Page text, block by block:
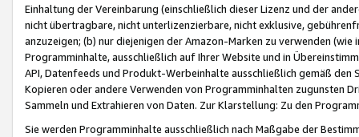
Einhaltung der Vereinbarung (einschließlich dieser Lizenz und der
nicht übertragbare, nicht unterlizenzierbare, nicht exklusive,
anzuzeigen; (b) nur diejenigen der Amazon-Marken zu verwenden
Programminhalte, ausschließlich auf Ihrer Website und in
API, Datenfeeds und Produkt-Werbeinhalte ausschließlich gemäß
Kopieren oder andere Verwenden von Programminhalten zugunsten
Sammeln und Extrahieren von Daten. Zur Klarstellung: Zu den
Sie werden Programminhalte ausschließlich nach Maßgabe der